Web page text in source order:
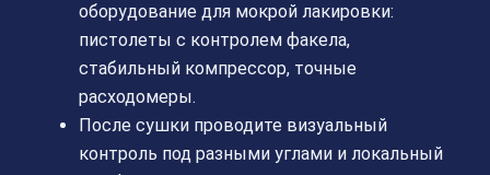
оборудование для мокрой лакировки:
пистолеты с контролем факела,
стабильный компрессор, точные
расходомеры.
После сушки проводите визуальный
контроль под разными углами и локальный